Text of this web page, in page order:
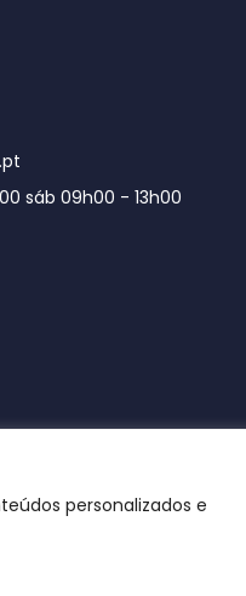
personalizados e
sáb 09h00 - 13h00